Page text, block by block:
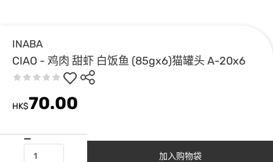
INABA
CIAO - 鸡肉 甜虾 白饭鱼 (85gx6)猫罐头 A-20x6
HK$70.00
加入购物袋